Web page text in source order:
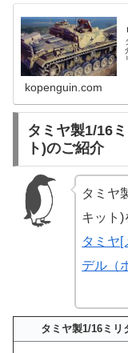
kopenguin.com
タミヤ製1/16
ト)のご紹介
タミヤ
キット)
タミヤ[
デル（
タミヤ製1/16ミリ